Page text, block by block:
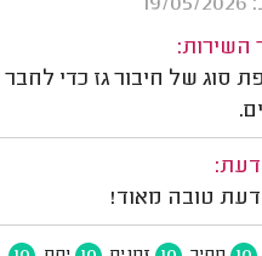
השירות:
סוג של חיבור גז כדי לחבר
דעת:
דעת טובה מאוד!